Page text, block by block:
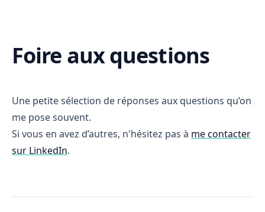
Foire aux questions
Une petite sélection de réponses aux questions qu’on
me pose souvent.
Si vous en avez d’autres, n'hésitez pas à me contacter
sur LinkedIn.